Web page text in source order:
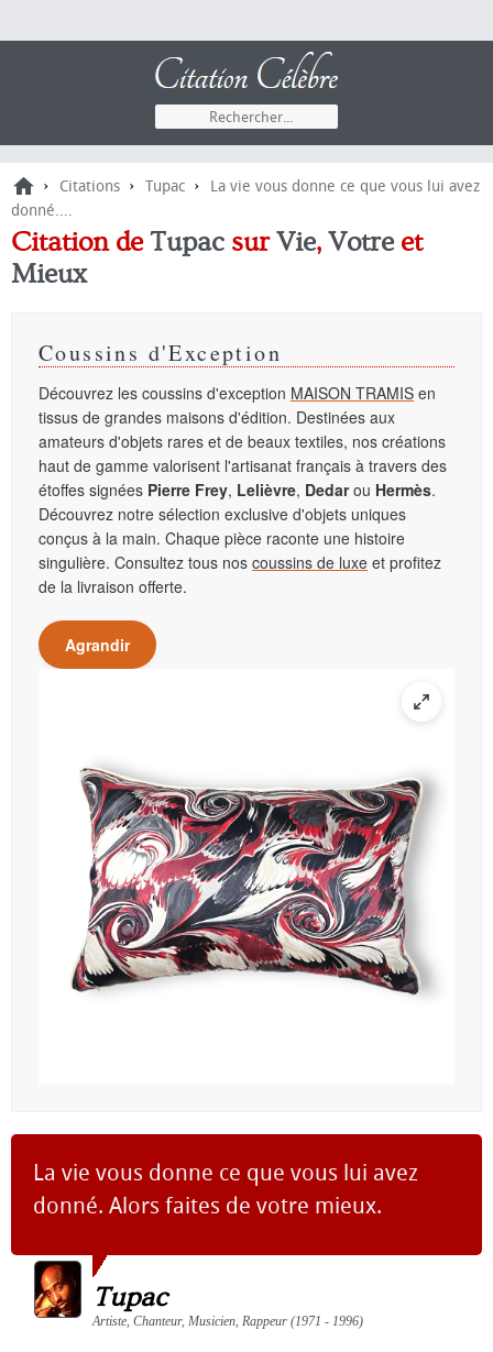
› Citations › Tupac ›
La vie vous donne ce que vous lui avez
donné....
Citation deTupac surVie, Votreet
Mieux
Coussins d'Exception
Découvrez les coussins d'exception MAISON TRAMIS en
tissus de grandes maisons d'édition. Destinées aux
amateurs d'objets rares et de beaux textiles, nos créations
haut de gamme valorisent l'artisanat français à travers des
étoffes signées Pierre Frey, Lelièvre, Dedarou Hermès.
Découvrez notre sélection exclusive d'objets uniques
conçus à la main. Chaque pièce raconte une histoire
singulière. Consultez tous nos coussins de luxe et profitez
de la livraison offerte.
Agrandir
La vie vous donne ce que vous lui avez
donné. Alors faites de votre mieux.
Tupac
Artiste, Chanteur, Musicien, Rappeur (1971 - 1996)